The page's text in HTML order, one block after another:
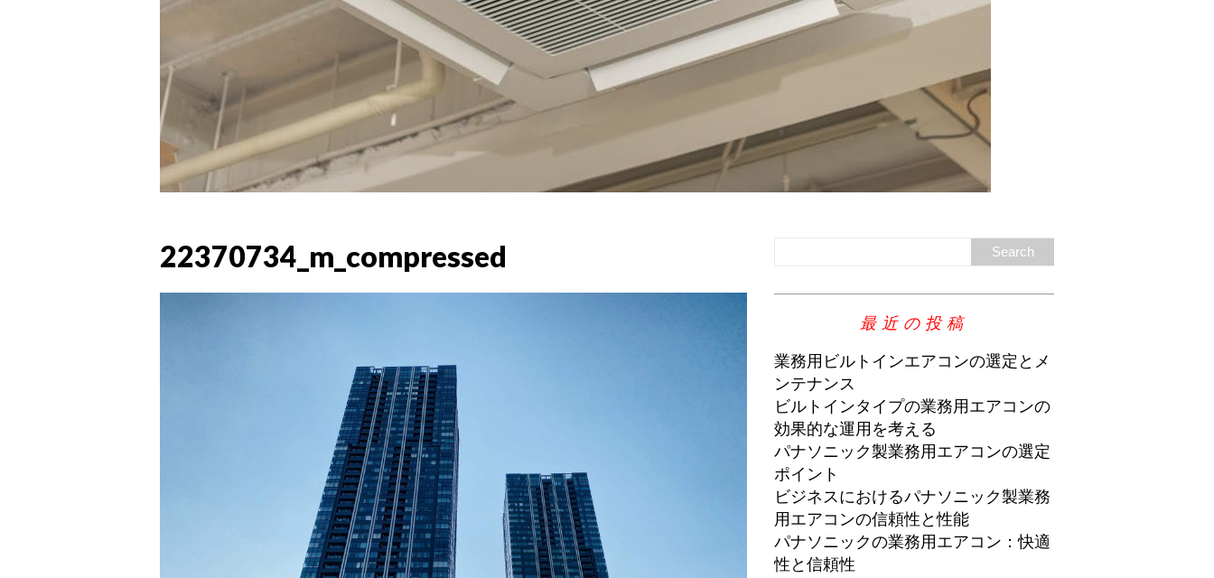
22370734_m_compressed
最近の投稿
業務用ビルトインエアコンの選定とメ
ンテナンス
ビルトインタイプの業務用エアコンの
効果的な運用を考える
パナソニック製業務用エアコンの選定
ポイント
ビジネスにおけるパナソニック製業務
用エアコンの信頼性と性能
パナソニックの業務用エアコン：快適
性と信頼性